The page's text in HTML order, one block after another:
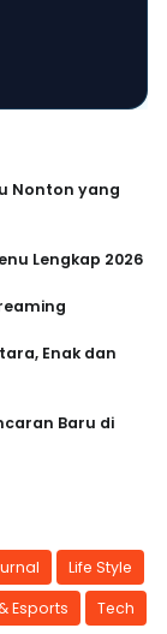
Nonton yang
Lengkap 2026
Enak dan
Baru di
Life Style
Esports Tech